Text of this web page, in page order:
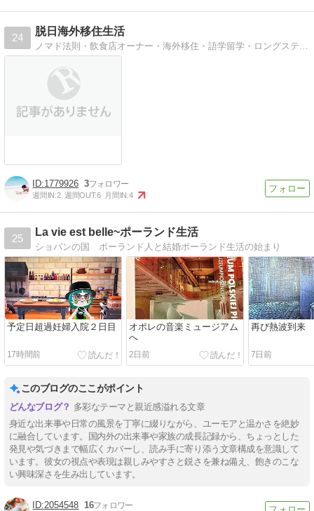
24
脱日海外移住生活
ノマド法則・飲食店オーナー・海外移住・語学留学・ロングステイなどのライフスタイルを応援！
1779926 3
週間IN:2 週間OUT:6 月間IN:4
25
La vie est belle~ポーランド生活
ショパンの国 ポーランド人と結婚ポーランド生活の始まり
予定日超過妊婦入院２日目
17時間前
オポレの音楽ミュージアム
へ
2日前
再び熱波到来
7日前
このブログのここがポイント
多彩なテーマと親近感溢れる文章
身近な出来事や日常の風景を丁寧に綴りながら、ユーモアと温かさを絶妙
に融合しています。国内外の出来事や家族の成長記録から、ちょっとした
発見や気づきまで幅広くカバーし、読み手に寄り添う文章構成を意識して
います。彼女の視点や表現は親しみやすさと鋭さを兼ね備え、飽きのこな
い興味深さを生み出しています。
2054548 16